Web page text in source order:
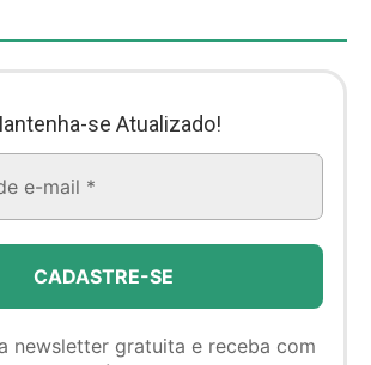
se Atualizado!
newsletter gratuita e receba com